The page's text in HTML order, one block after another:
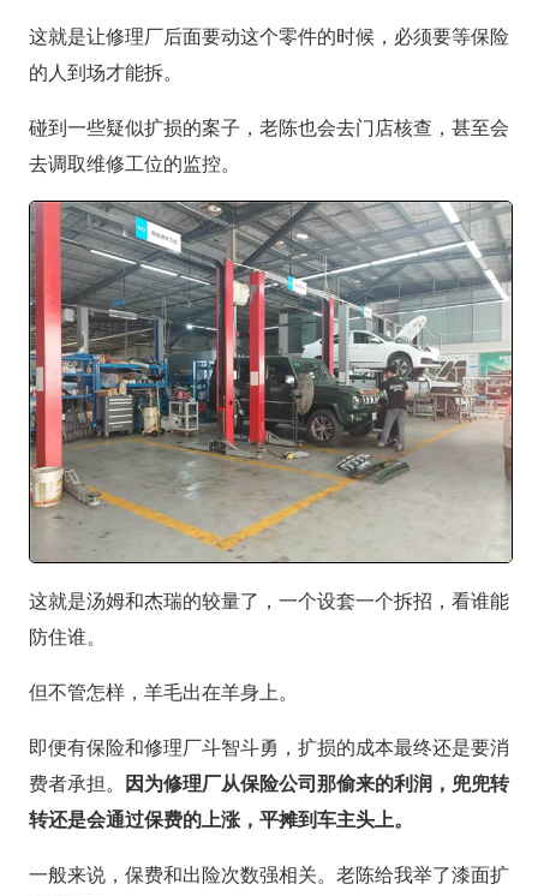
这就是让修理厂后面要动这个零件的时候，必须要等保险
的人到场才能拆。
碰到一些疑似扩损的案子，老陈也会去门店核查，甚至会
去调取维修工位的监控。
这就是汤姆和杰瑞的较量了，一个设套一个拆招，看谁能
防住谁。
但不管怎样，羊毛出在羊身上。
即便有保险和修理厂斗智斗勇，扩损的成本最终还是要消
费者承担。 因为修理厂从保险公司那偷来的利润，兜兜转
转还是会通过保费的上涨，平摊到车主头上。
一般来说，保费和出险次数强相关。老陈给我举了漆面扩